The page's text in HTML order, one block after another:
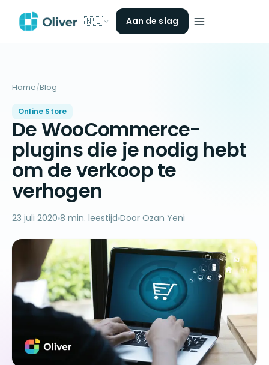
🇳🇱 Aan de slag
Home/Blog
Online Store
De WooCommerce-
plugins die je nodig hebt
om de verkoop te
verhogen
23 juli 2020 8 min. leestijd Door Ozan Yeni